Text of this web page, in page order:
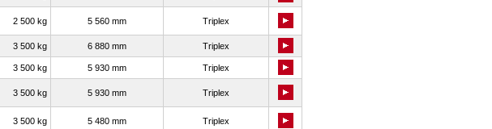
2 500 kg 5 560 mm Triplex
3 500 kg 6 880 mm Triplex
3 500 kg 5 930 mm Triplex
3 500 kg 5 930 mm Triplex
3 500 kg 5 480 mm Triplex